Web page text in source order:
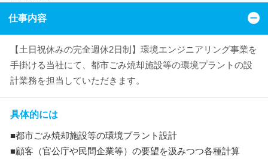
仕事内容
【土日祝休みの完全週休2日制】環境エンジニアリング事業を
手掛ける当社にて、都市ごみ焼却施設等の環境プラントの設
計業務を担当していただきます。
具体的には
■都市ごみ焼却施設等の環境プラント設計
■顧客（官公庁や民間企業等）の要望を汲みつつ各種計算